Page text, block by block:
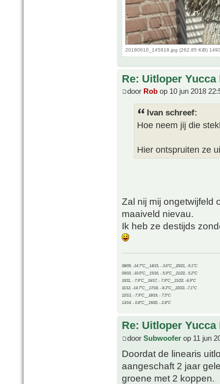
20180610_145918.jpg (262.85 KiB)
Re: Uitloper
door Rob op 10 jun 2018
Ivan schreef:
Hoe neem jij die
Hier ontspruiten ze
Zal nij mij ongetwijfeld
maaiveld nievau.
Ik heb ze destijds
08/09, -14.7°C__14/15, - 3.6°C__20/21, -9.1°C
09/10, -10.0°C__15/16, - 5.9°C__21/22, -5.2°C
10/11, - 7.9°C__16/17, - 7.9°C__21/22, -6.9°C
11/12, -14.7°C__17/18, - 8.3°C__22/23, -7.1°C
12/13, - 7.9°C__18/19, - 7.5°C
13/14, - 0.8°C__19/20, - 2.8°C
Re: Uitloper
door Subwoofer op 11 jun
Doordat de linearis
aangeschaft 2 jaar
groene met 2 koppen.